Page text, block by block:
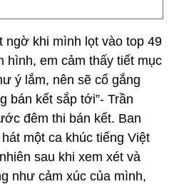
ngờ khi mình lọt vào top 49
hình, em cảm thấy tiết mục
ý lắm, nên sẽ cố gắng
bán kết sắp tới”- Trần
đêm thi bán kết. Ban
một ca khúc tiếng Việt
sau khi xem xét và
như cảm xúc của mình,